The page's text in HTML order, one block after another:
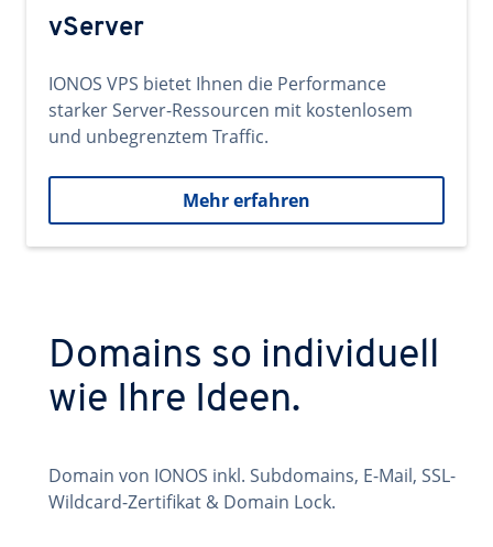
vServer
IONOS VPS bietet Ihnen die Performance
starker Server-Ressourcen mit kostenlosem
und unbegrenztem Traffic.
Mehr erfahren
Domains so individuell
wie Ihre Ideen.
Domain von IONOS inkl. Subdomains, E-Mail, SSL-
Wildcard-Zertifikat & Domain Lock.